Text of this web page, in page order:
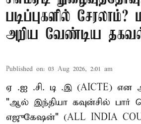
படிப்புகளில்
அறிய வேண்டிய
Published on: 03 Aug 2026, 2:01 am
ஏ .ஐ .சி. டி .இ (AICTE) என
"ஆல் இந்தியா கவுன்சில் பார்
எஜுகேஷன்" (ALL INDIA